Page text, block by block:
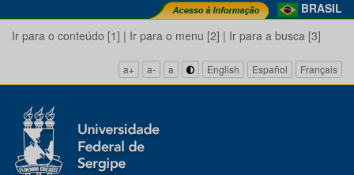
BRASIL
Ir para o conteúdo [1] | Ir para o menu [2] | Ir para a busca [3]
a+ a- a English Español Français